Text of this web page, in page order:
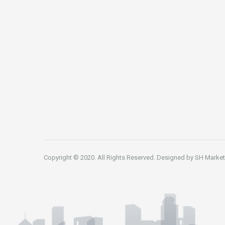
Copyright © 2020. All Rights Reserved. Designed by SH